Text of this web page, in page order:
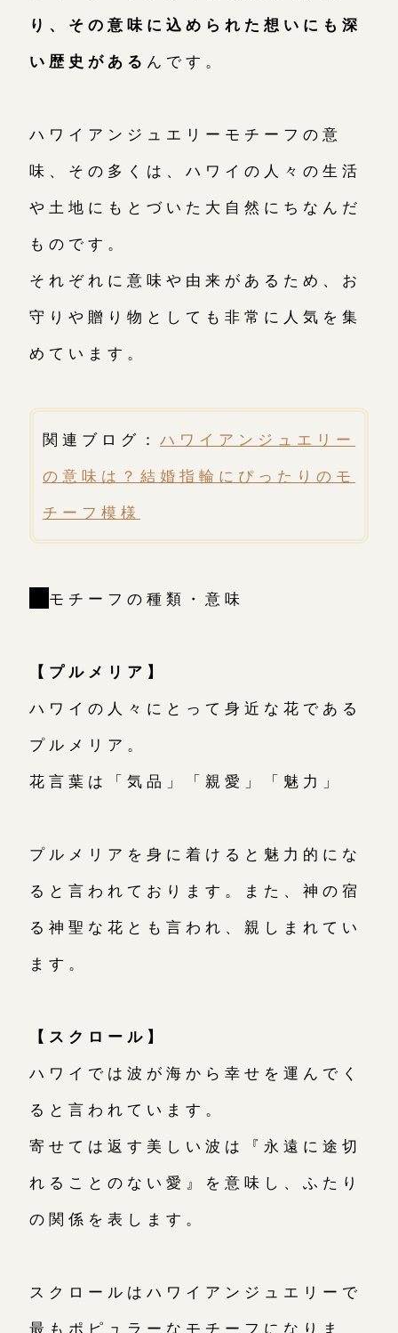
り、その意味に込められた想いにも深
い歴史がある んです。
ハワイアンジュエリーモチーフの意
味、その多くは、ハワイの人々の生活
や土地にもとづいた大自然にちなんだ
ものです。
それぞれに意味や由来があるため、お
守りや贈り物としても非常に人気を集
めています。
関連ブログ： ハワイアンジュエリー
の意味は？結婚指輪にぴったりのモ
チーフ模様
モチーフの種類・意味
【プルメリア】
ハワイの人々にとって身近な花である
プルメリア。
花言葉は「気品」「親愛」「魅力」
プルメリアを身に着けると魅力的にな
ると言われております。また、神の宿
る神聖な花とも言われ、親しまれてい
ます。
【スクロール】
ハワイでは波が海から幸せを運んでく
ると言われています。
寄せては返す美しい波は『永遠に途切
れることのない愛』を意味し、ふたり
の関係を表します。
スクロールはハワイアンジュエリーで
最もポピュラーなモチーフになりま